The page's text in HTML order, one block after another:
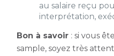
au salaire reçu
interprétation,
Bon à savoir : si vous
sample, soyez très